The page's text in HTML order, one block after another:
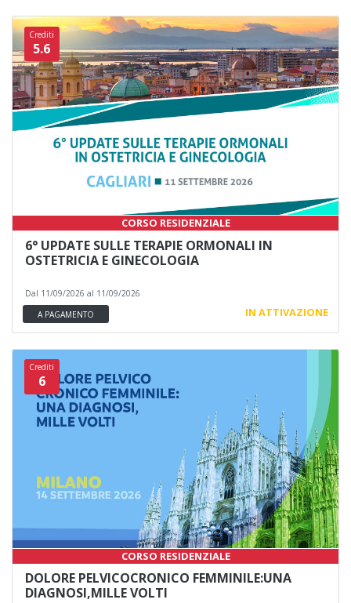
Crediti
5.6
CORSO RESIDENZIALE
6° UPDATE SULLE TERAPIE ORMONALI IN
OSTETRICIA E GINECOLOGIA
Dal 11/09/2026 al 11/09/2026
A PAGAMENTO
IN ATTIVAZIONE
Crediti
6
CORSO RESIDENZIALE
DOLORE PELVICOCRONICO FEMMINILE:UNA
DIAGNOSI,MILLE VOLTI